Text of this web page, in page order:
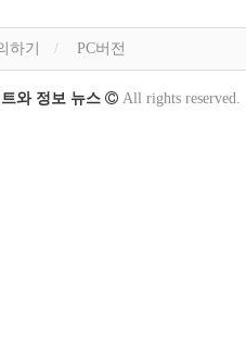
하기 PC버전
와 정보 뉴스 All rights reserved.